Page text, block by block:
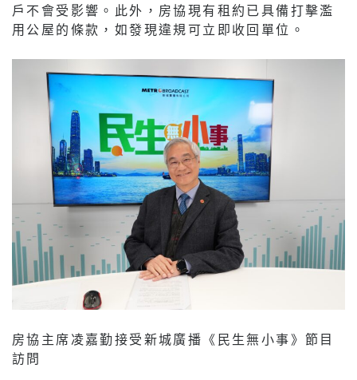
戶不會受影響。此外，房協現有租約已具備打擊濫
用公屋的條款，如發現違規可立即收回單位。
房協主席凌嘉勤接受新城廣播《民生無小事》節目
訪問